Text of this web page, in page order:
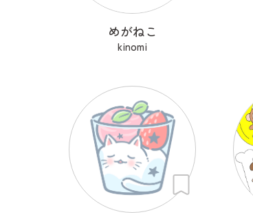
めがねこ
kinomi